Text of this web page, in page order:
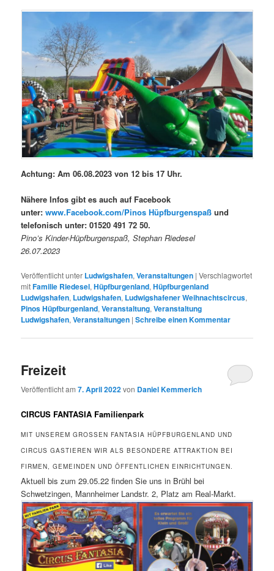
Achtung: Am 06.08.2023 von 12 bis 17 Uhr.
Nähere Infos gibt es auch auf Facebook
unter:www.Facebook.com/Pinos Hüpfburgenspaß und
telefonisch unter: 01520 491 72 50.
Pino’s Kinder-Hüpfburgenspaß, Stephan Riedesel
26.07.2023
Veröffentlicht unter Ludwigshafen,Veranstaltungen |Verschlagwortet
mitFamilie Riedesel,Hüpfburgenland,Hüpfburgenland
Ludwigshafen, Ludwigshafen, Ludwigshafener Weihnachtscircus,
Pinos Hüpfburgenland,Veranstaltung,Veranstaltung
Ludwigshafen,Veranstaltungen |Schreibe einen Kommentar
Freizeit
Veröffentlicht am7. April 2022von Daniel Kemmerich
CIRCUS FANTASIA Familienpark
MIT UNSEREM GROSSEN FANTASIA HÜPFBURGENLAND UND C
IRCUS GASTIEREN WIR ALS BESONDERE ATTRAKTION BEI F
IRMEN, GEMEINDEN UND ÖFFENTLICHEN EINRICHTUNGEN.
Aktuell bis zum 29.05.22 finden Sie uns in Brühl bei
Schwetzingen, Mannheimer Landstr. 2, Platz am Real-Markt.